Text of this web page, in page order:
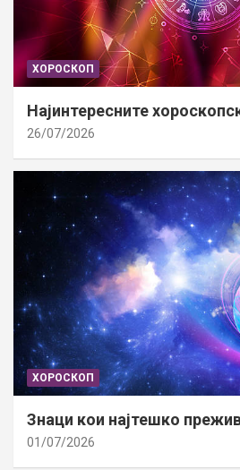
ХОРОСКОП
Најинтересните
26/07/2026
ХОРОСКОП
Знаци кои најтешко
01/07/2026